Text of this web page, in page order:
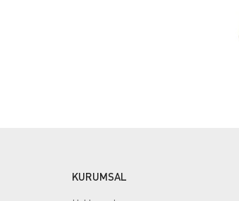
KURUMSAL